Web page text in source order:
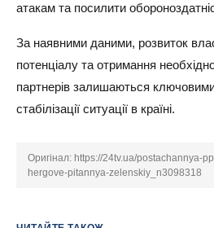
атакам та посилити
За наявними даними, розвиток
потенціалу та отримання
партнерів залишаються
стабілізації ситуації в країні.
Оригінал: https://24tv.ua/postachannya-
hergove-pitannya-zelenskiy_n3098318